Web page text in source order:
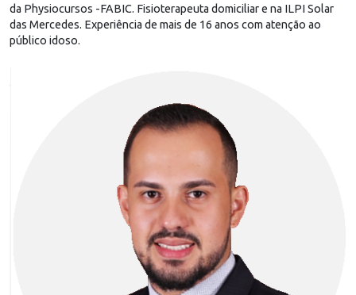
da Physiocursos -FABIC. Fisioterapeuta domiciliar e na ILPI Solar
das Mercedes. Experiência de mais de 16 anos com atenção ao
público idoso.